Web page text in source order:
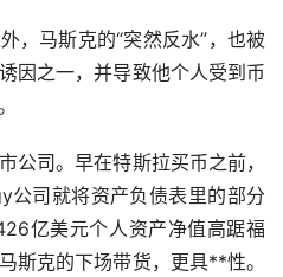
，马斯克的“突然反水”，也被
因之一，并导致他个人受到币
公司。早在特斯拉买币之前，
司就将资产负债表里的部分
亿美元个人资产净值高踞福
斯克的下场带货，更具**性。